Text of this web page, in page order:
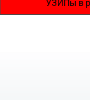
УЗИПы в розницу